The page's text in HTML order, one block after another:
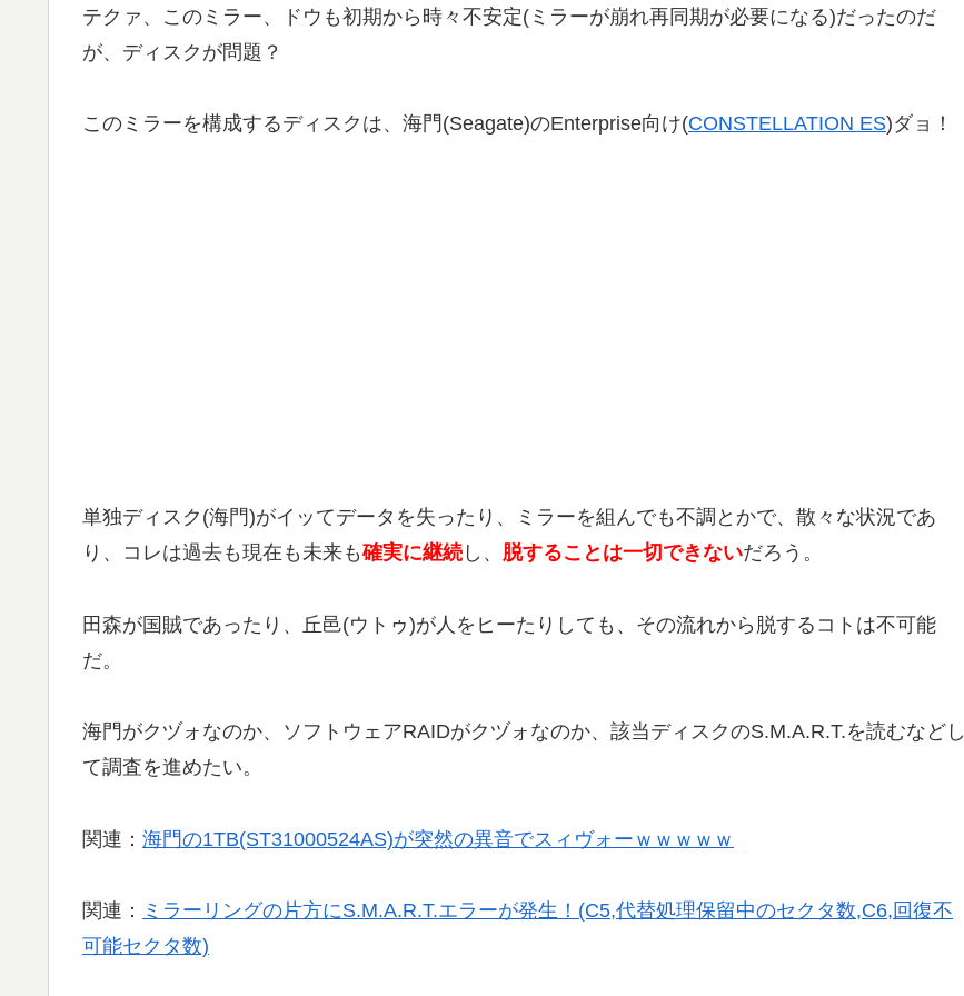
テクァ、このミラー、ドウも初期から時々不安定(ミラーが崩れ再同期が必要になる)だったのだ
が、ディスクが問題？
このミラーを構成するディスクは、海門(Seagate)のEnterprise向け(CONSTELLATION ES)ダョ！
単独ディスク(海門)がイッてデータを失ったり、ミラーを組んでも不調とかで、散々な状況であ
り、コレは過去も現在も未来も確実に継続 し、 脱することは一切できないだろう。
田森が国賊であったり、丘邑(ウトゥ)が人をヒーたりしても、その流れから脱するコトは不可能
だ。
海門がクヅォなのか、ソフトウェアRAIDがクヅォなのか、該当ディスクのS.M.A.R.T.を読むなどし
て調査を進めたい。
関連： 海門の1TB(ST31000524AS)が突然の異音でスィヴォーｗｗｗｗｗ
関連： ミラーリングの片方にS.M.A.R.T.エラーが発生！(C5,代替処理保留中のセクタ数,C6,回復不
可能セクタ数)